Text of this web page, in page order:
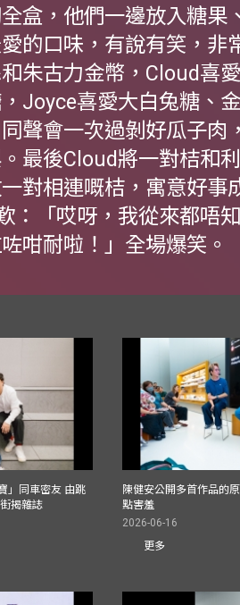
盒，他們一邊放入糖果
的口味，有說有笑，非
朱古力金幣，Cloud喜
Joyce喜愛大白兔糖、
聲會一次過剝好瓜子肉
最後Cloud將一對桔和
對相連嘅桔，寓意好事
：「哎呀，我從來都唔
咁耐啦！」全場爆笑。
」同車密友 由跳
揭雜誌
陳健安公開多首作品的
點害羞
2026-06-16
更多